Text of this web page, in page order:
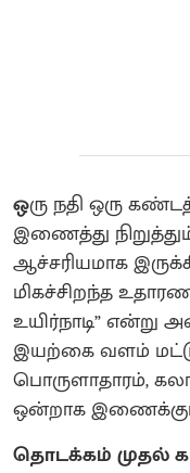
ஒரு நதி ஒரு
இணைத்து
ஆச்சரியமாக
மிகச்சிறந்த
உயிர்நாடி” என்று
இயற்கை வளம்
பொருளாதாரம்,
ஒன்றாக
தொடக்கம் முதல்